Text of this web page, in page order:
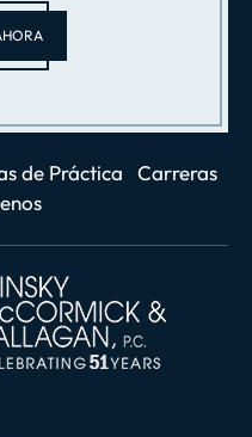
de Práctica
Carreras